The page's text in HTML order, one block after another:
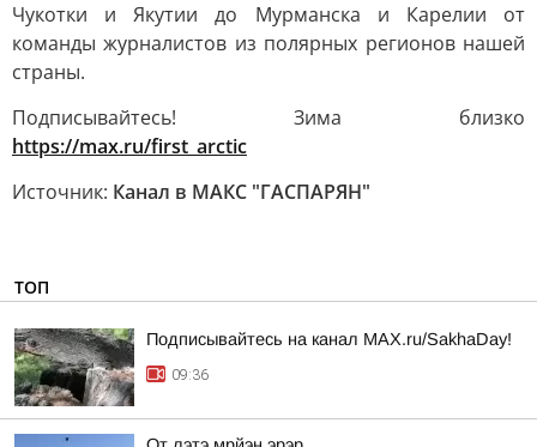
Чукотки и Якутии до Мурманска и Карелии от
команды журналистов из полярных регионов нашей
страны.
Подписывайтесь! Зима близко
https://max.ru/first_arctic
Источник: Канал в МАКС "ГАСПАРЯН"
ТОП
Подписывайтесь на канал MAX.ru/SakhaDay!
09:36